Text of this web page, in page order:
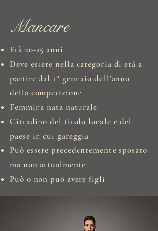
Mancare
Età 20-25 anni
Deve essere nella categoria di età a
partire dal 1° gennaio dell'anno
della competizione
Femmina nata naturale
Cittadino del titolo locale e del
paese in cui gareggia
Può essere precedentemente sposato
ma non attualmente
Può o non può avere figli